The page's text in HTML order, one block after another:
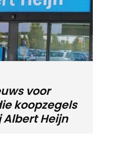
voor
koopzegels
Heijn